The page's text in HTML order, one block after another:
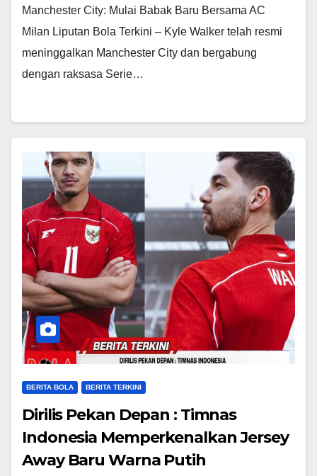
Manchester City: Mulai Babak Baru Bersama AC
Milan Liputan Bola Terkini – Kyle Walker telah resmi
meninggalkan Manchester City dan bergabung
dengan raksasa Serie…
BERITA BOLA BERITA TERKINI
Dirilis Pekan Depan : Timnas
Indonesia Memperkenalkan Jersey
Away Baru Warna Putih